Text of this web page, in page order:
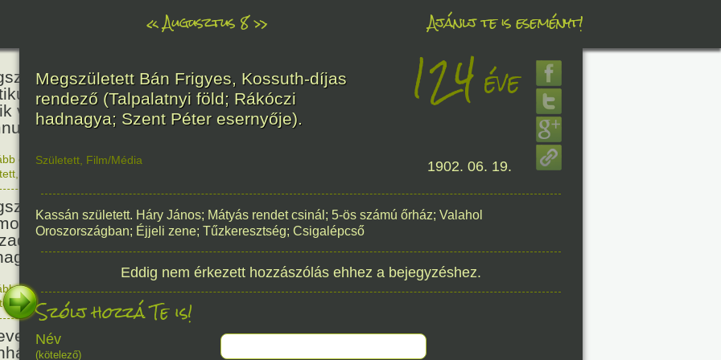
«Augusztus 8» Ajánlj te is eseményt!
Kölcsey Ferenc költő,
akadémikus, a reformkor
vezéregyénisége, a nemzeti
költője.
236
olvasom|1 hozzászólás, szólj Te is hozzá!
Mikes Kelemen
műfordító, a XVIII.
magyar prózairodalom
alakja.
336éve
olvasom
,Történelem Magyar
a Pesti Magyar
Nemzeti Színháznak.
186éve
Megszületett Bán Frigyes, Kossuth-díjas
rendező (Talpalatnyi föld; Rákóczi
hadnagya; Szent Péter esernyője).
124 éve
Született Film/Média 1902. 06. 19.
Kassán született. Háry János; Mátyás rendet csinál; 5-ös számú őrház; Valahol
Oroszországban; Éjjeli zene; Tűzkeresztség; Csigalépcső
Eddig nem érkezett hozzászólás ehhez a bejegyzéshez.
Szólj hozzá Te is!
Név
(kötelező)